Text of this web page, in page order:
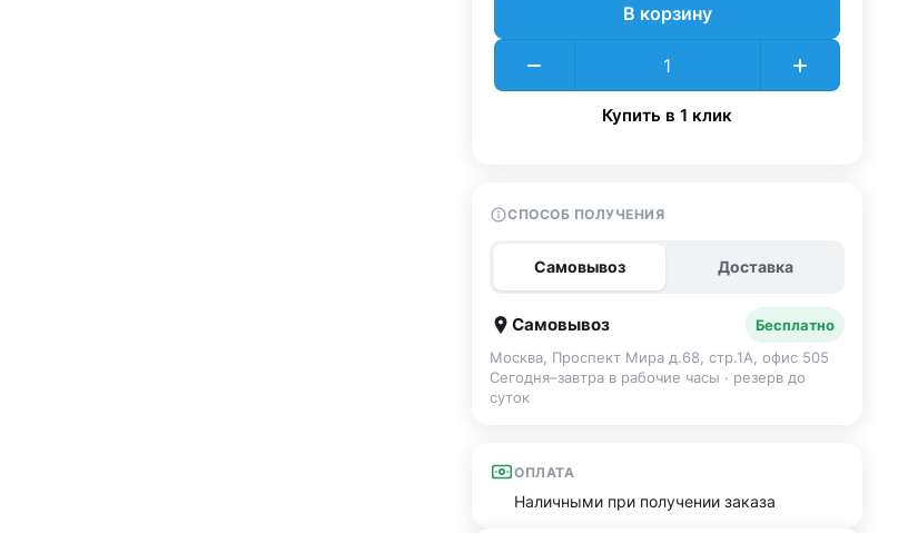
В корзину
Купить в 1 клик
СПОСОБ ПОЛУЧЕНИЯ
Самовывоз Доставка
Самовывоз
Бесплатно
Москва, Проспект Мира д.68, стр.1А, офис 505
Сегодня–завтра в рабочие часы · резерв до
суток
ОПЛАТА
Наличными при получении заказа